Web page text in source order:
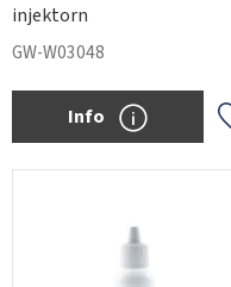
injektorn
GW-W03048
Info